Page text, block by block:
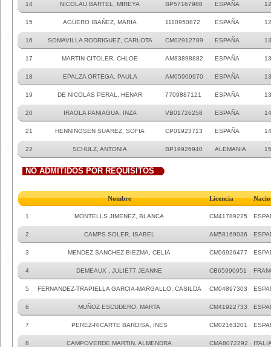
14 NICOLAU BARTEL, MIREYA BP57167988 ESPAÑA
15 AGÜERO IBAÑEZ, MARIA 1110950872 ESPAÑA
16 SOMAVILLA RODRIGUEZ, CARLOTA CM02912789 ESPAÑA 13
17 MARTIN CITOLER, CHLOE AM83898882 ESPAÑA
18 EPALZA ORTEGA, PAULA AM05909970 ESPAÑA
19 DE NICOLAS PERAL, HENAR 7709887121 ESPAÑA
20 IRAOLA PANIAGUA, INZA VB01726258 ESPAÑA
21 HENNINGSEN SUAREZ, SOFIA CP01923713 ESPAÑA
22 SCHULZ, ANTONIA BP19926940 ALEMANIA 15
NO ADMITIDOS POR REQUISITOS
Nombre Licencia
1 MONTELLS JIMENEZ, BLANCA CM41789225
2 CAMPS SOLER, ISABEL AM58169036
3 MENDEZ SANCHEZ-BIEZMA, CELIA CM06926477
4 DEMEAUX , JULIETT JEANNE CB65990951
5 FERNANDEZ-TRAPIELLA GARCIA-MARGALLO, CASILDA CM04897303
6 MUÑOZ ESCUDERO, MARTA CM41922733
7 PEREZ-RICARTE BARDISA, INES CM02163201
8 CAMPOVERDE MARTIN, ALMENDRA CMA8072292